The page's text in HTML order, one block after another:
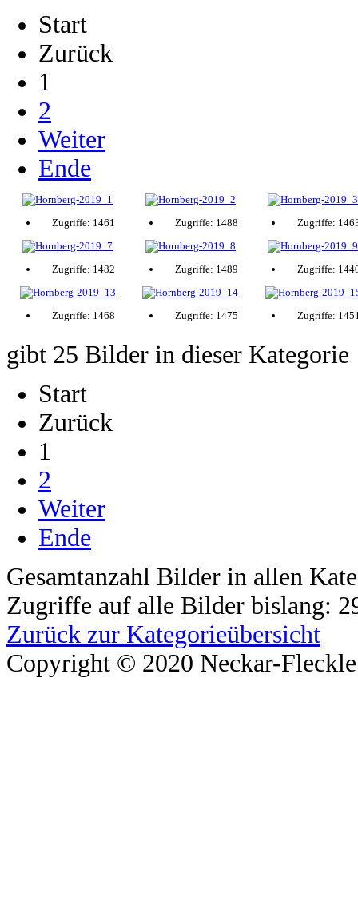
Start
Zurück
1
2
Weiter
Ende
Zugriffe: 1461 Zugriffe: 1488 Zugriffe:
Zugriffe: 1482 Zugriffe: 1489 Zugriffe:
Zugriffe: 1468 Zugriffe: 1475 Zugriffe:
gibt 25 Bilder in dieser Kategorie
Start
Zurück
1
2
Weiter
Ende
Gesamtanzahl Bilder in allen
Zugriffe auf alle Bilder bislang:
Zurück zur Kategorieübersicht
Copyright © 2020 Neckar-